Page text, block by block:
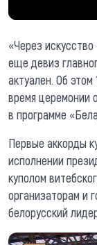
«Через
еще девиз
актуален. Об
время церемонии
в программе
Первые аккорды
исполнении
куполом
организаторам и
белорусский